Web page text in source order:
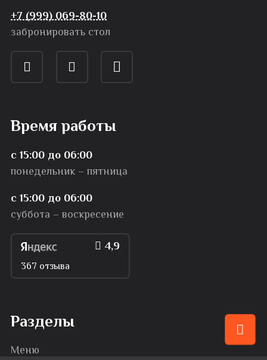
+7 (999) 069-80-10
забронировать стол
Время работы
с 15:00 до 06:00
понедельник – пятница
с 15:00 до 06:00
суббота – воскресение
4,9
367 отзыва
Разделы
Меню